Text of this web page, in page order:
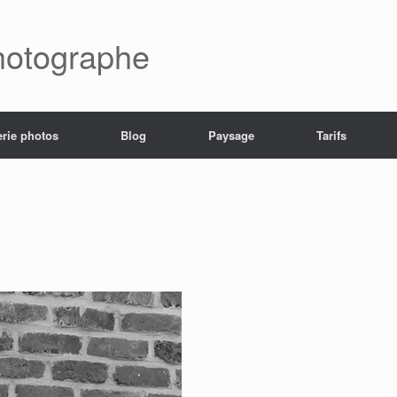
photos Blog Paysage Tarifs